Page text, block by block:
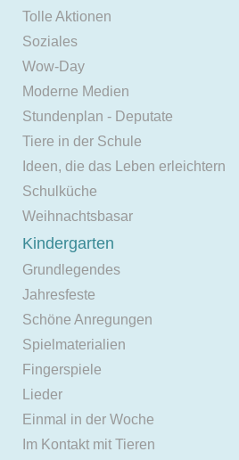
Tolle Aktionen
Soziales
Wow-Day
Moderne Medien
Stundenplan - Deputate
Tiere in der Schule
Ideen, die das Leben erleichtern
Schulküche
Weihnachtsbasar
Kindergarten
Grundlegendes
Jahresfeste
Schöne Anregungen
Spielmaterialien
Fingerspiele
Lieder
Einmal in der Woche
Im Kontakt mit Tieren